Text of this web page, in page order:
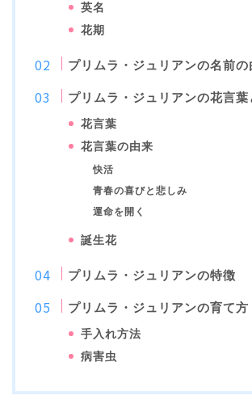
英名
花期
プリムラ・ジュリアンの名前の
プリムラ・ジュリアンの花言
花言葉
花言葉の由来
快活
青春の喜びと悲しみ
運命を開く
誕生花
プリムラ・ジュリアンの特徴
プリムラ・ジュリアンの育て方
手入れ方法
病害虫